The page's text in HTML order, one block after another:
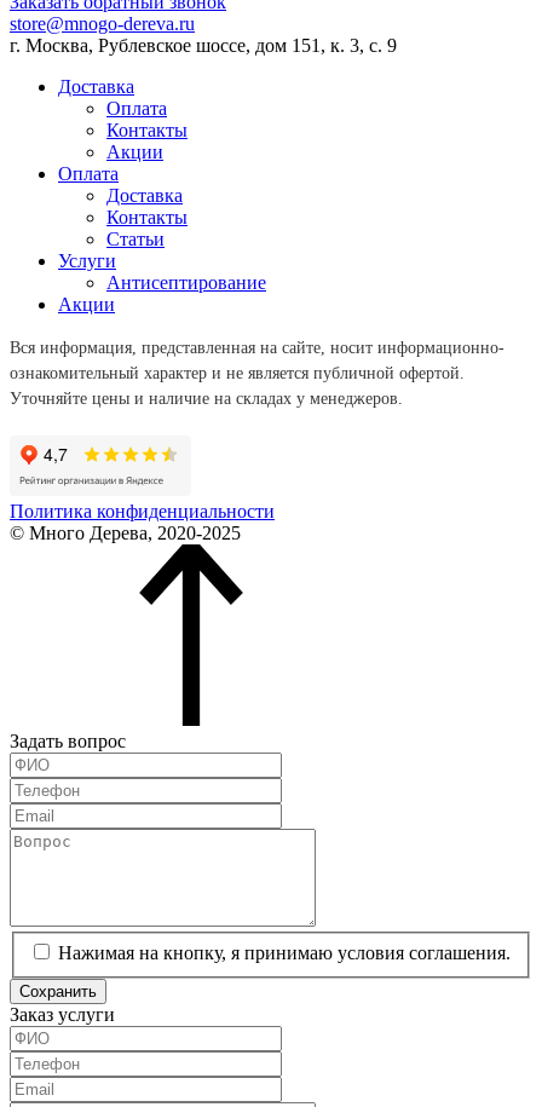
store@mnogo-dereva.ru
г. Москва, Рублевское шоссе, дом 151, к. 3, с. 9
Доставка
Оплата
Контакты
Акции
Оплата
Доставка
Контакты
Статьи
Услуги
Антисептирование
Акции
Вся информация, представленная на сайте, носит информационно-
ознакомительный характер и не является публичной офертой.
Уточняйте цены и наличие на складах у менеджеров.
Политика конфиденциальности
© Много Дерева, 2020-2025
Задать вопрос
Нажимая на кнопку, я принимаю условия соглашения.
Сохранить
Заказ услуги